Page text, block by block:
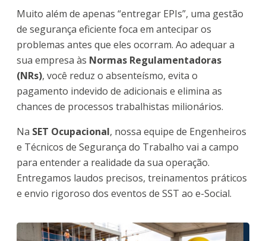
Muito além de apenas “entregar EPIs”, uma gestão
de segurança eficiente foca em antecipar os
problemas antes que eles ocorram. Ao adequar a
sua empresa às Normas Regulamentadoras
(NRs), você reduz o absenteísmo, evita o
pagamento indevido de adicionais e elimina as
chances de processos trabalhistas milionários.
Na SET Ocupacional, nossa equipe de Engenheiros
e Técnicos de Segurança do Trabalho vai a campo
para entender a realidade da sua operação.
Entregamos laudos precisos, treinamentos práticos
e envio rigoroso dos eventos de SST ao e-Social.